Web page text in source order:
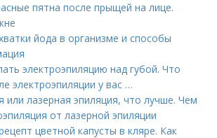
пятна после прыщей на лице.
йода в организме и способы
электроэпиляцию над губой. Что
электроэпиляции у вас …
или лазерная эпиляция, что лучше. Чем
от лазерной эпиляции
цветной капусты в кляре. Как